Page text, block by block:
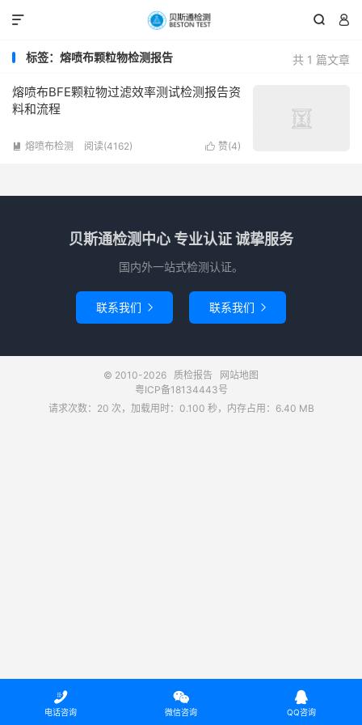
 

共 1 篇文章
标签：熔喷布颗粒物检测报告
熔喷布BFE颗粒物过滤效率测试检测报告资
料和流程
 赞(4)
 熔喷布检测 阅读(4162)
贝斯通检测中心 专业认证 诚挚服务
国内外一站式检测认证。
联系我们  联系我们 
© 2010-2026 质检报告
网站地图
粤ICP备18134443号
请求次数：20 次，加载用时：0.100 秒，内存占用：6.40 MB

电话咨询

微信咨询

QQ咨询